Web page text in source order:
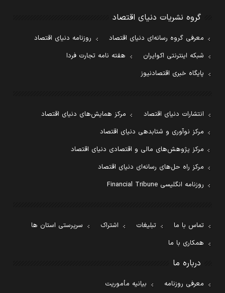
گروه نشریات دنیای اقتصاد
معرفی گروه رسانه‌ای دنیای اقتصاد
روزنامه دنیای اقتصاد
شبکه اینترنتی اکوایران
هفته نامه تجارت فردا
پایگاه خبری اقتصادنیوز
انتشارات دنیای اقتصاد
مرکز همایش‌های دنیای اقتصاد
مرکز نوآوری و شتابدهی دنیای اقتصاد
مرکز پژوهش‌های مالی و اقتصادی دنیای اقتصاد
مرکز راه حل‌های رسانه‌ای دنیای اقتصاد
روزنامه انگلیسی Financial Tribune
تماس با ما تبلیغات اشتراک
سرپرستی استان ها
همکاری با ما
درباره ما
معرفی روزنامه بیانیه مأموریت